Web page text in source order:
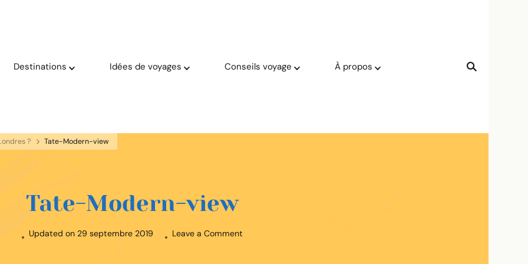
Destinations Idées de voyages Conseils voyage À propos
? Tate-Modern-view
Tate-Modern-view
Updated on 29 septembre 2019 Leave a Commenton